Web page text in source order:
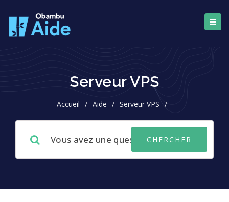
Serveur VPS
Accueil / Aide / Serveur VPS /